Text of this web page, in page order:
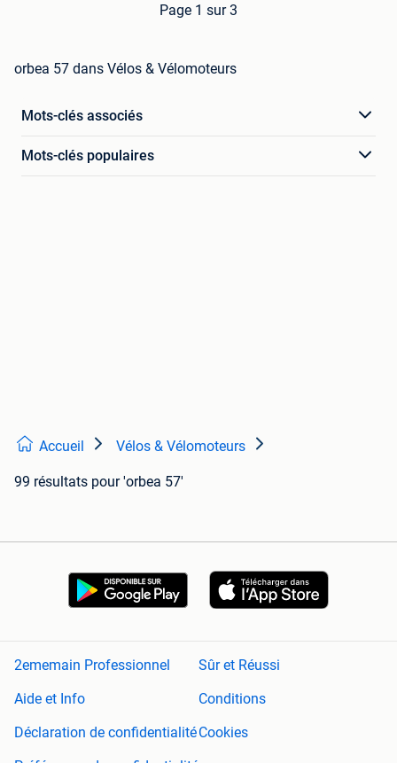
Page 1 sur 3
orbea 57 dans Vélos & Vélomoteurs
Mots-clés associés
Mots-clés populaires
Accueil Vélos & Vélomoteurs
99 résultats pour 'orbea 57'
2ememain Professionnel
Sûr et Réussi
Aide et Info
Conditions
Déclaration de confidentialitéCookies